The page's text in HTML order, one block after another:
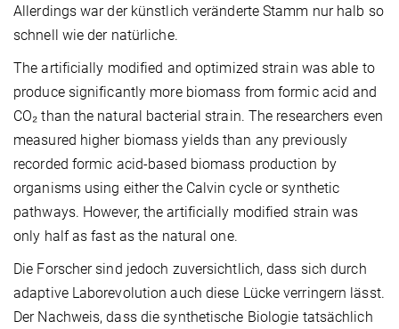
Allerdings war der künstlich veränderte Stamm nur halb so
schnell wie der natürliche.
The artificially modified and optimized strain was able to
produce significantly more biomass from formic acid and
CO₂ than the natural bacterial strain. The researchers even
measured higher biomass yields than any previously
recorded formic acid-based biomass production by
organisms using either the Calvin cycle or synthetic
pathways. However, the artificially modified strain was
only half as fast as the natural one.
Die Forscher sind jedoch zuversichtlich, dass sich durch
adaptive Laborevolution auch diese Lücke verringern lässt.
Der Nachweis, dass die synthetische Biologie tatsächlich